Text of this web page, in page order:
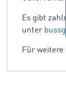
Es gibt
unter
Für